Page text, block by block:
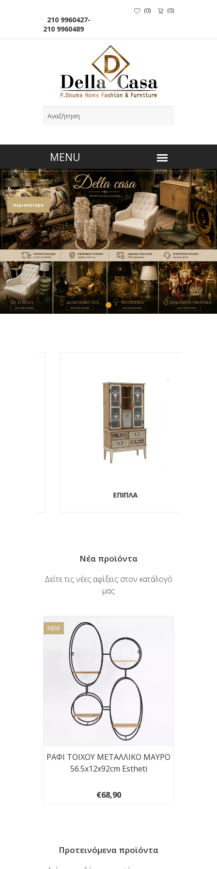
210 9960427-
210 9960489
(0) (0)
0
περισσότερα
ΕΠΙΠΛΑ
Νέα προϊόντα
Δείτε τις νέες αφίξεις στον κατάλογό
μας
NEW
ΡΑΦΙ ΤΟΙΧΟΥ ΜΕΤΑΛΛΙΚΟ ΜΑΥΡΟ
56.5x12x92cm Estheti
€68,90
Προτεινόμενα προϊόντα